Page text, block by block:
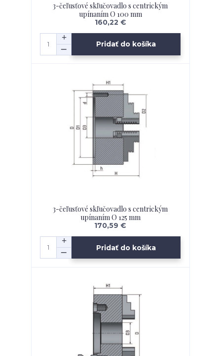
3-čeľusťové skľučovadlo s centrickým
upínaním O 100 mm
160,22 €
Pridať do košíka
3-čeľusťové skľučovadlo s centrickým
upínaním O 125 mm
170,59 €
Pridať do košíka